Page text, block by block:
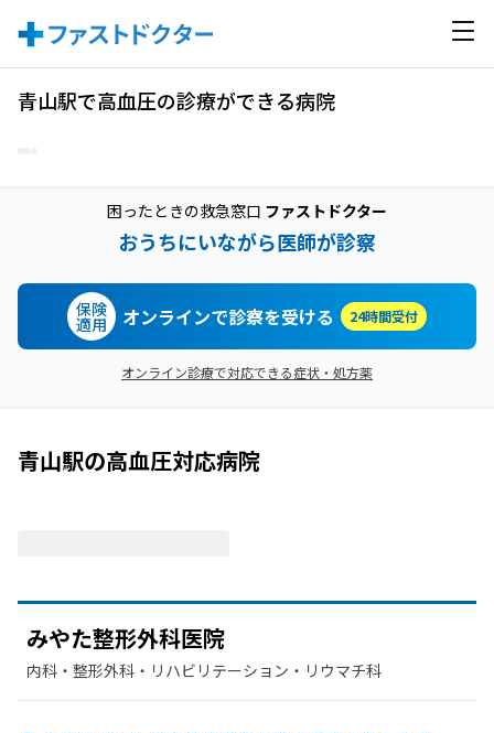
青山駅で高血圧の診療ができる病院
困ったときの救急窓口 ファストドクター
おうちにいながら医師が診察
保険
適用 オンラインで診察を受ける 24時間受付
オンライン診療で対応できる症状・処方薬
青山駅の高血圧対応病院
みやた整形外科医院
内科・​整形外科・​リハビリテーション・​リウマチ科